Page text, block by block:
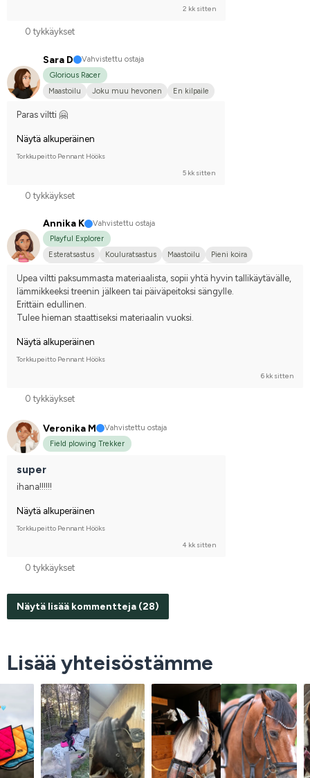
2 kk sitten
0 tykkäykset
Sara D
Vahvistettu ostaja
Glorious Racer
Maastoilu
Joku muu hevonen En kilpaile
Paras viltti 🤗
Näytä alkuperäinen
Torkkupeitto Pennant Hööks
5 kk sitten
0 tykkäykset
Annika K
Vahvistettu ostaja
Playful Explorer
Esteratsastus
Kouluratsastus Maastoilu
Pieni koira
Upea viltti paksummasta materiaalista, sopii yhtä hyvin tallikäytävälle,
lämmikkeeksi treenin jälkeen tai päiväpeitoksi sängylle.
Erittäin edullinen.
Tulee hieman staattiseksi materiaalin vuoksi.
Näytä alkuperäinen
Torkkupeitto Pennant Hööks
6 kk sitten
0 tykkäykset
Veronika M
Vahvistettu ostaja
Field plowing Trekker
super
ihana!!!!!!
Näytä alkuperäinen
Torkkupeitto Pennant Hööks
4 kk sitten
0 tykkäykset
Näytä lisää kommentteja (28)
Lisää yhteisöstämme